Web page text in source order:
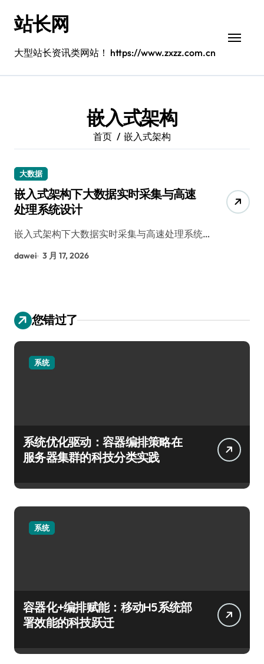
站长网
大型站长资讯类网站！ https://www.zxzz.com.cn
嵌入式架构
首页 嵌入式架构
大数据
嵌入式架构下大数据实时采集与高速
处理系统设计
嵌入式架构下大数据实时采集与高速处理系统…
dawei 3 月 17, 2026
您错过了
系统
系统优化驱动：容器编排策略在
服务器集群的科技分类实践
系统
容器化+编排赋能：移动H5系统部
署效能的科技跃迁